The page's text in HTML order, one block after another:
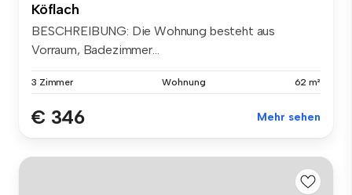
Köflach
BESCHREIBUNG: Die Wohnung besteht aus
Vorraum, Badezimmer...
3 Zimmer Wohnung 62 m²
€ 346 Mehr sehen